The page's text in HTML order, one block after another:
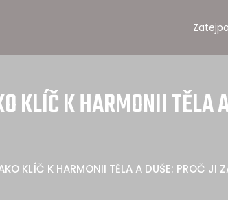
KLÍČ K HARMONII TĚLA
KLÍČ K HARMONII TĚLA A DUŠE: PROČ JI